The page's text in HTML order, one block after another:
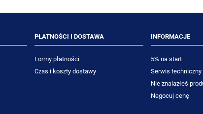
PŁATNOŚCI I DOSTAWA
Formy płatności
Czas i koszty dostawy
INFORMACJE
5% na start
Serwis techniczny
Nie znalazłeś
Negocuj cenę